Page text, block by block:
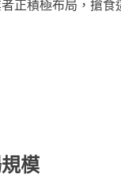
正積極布局，搶食
模